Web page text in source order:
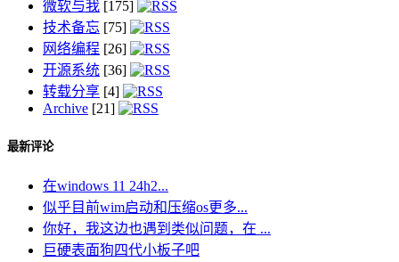
微软与我 [175]
技术备忘 [75]
网络编程 [26]
开源系统 [36]
转载分享 [4]
Archive [21]
最新评论
在windows 11 24h2...
似乎目前wim启动和压缩os更多...
你好，我这边也遇到类似问题，在 ...
巨硬表面狗四代小板子吧